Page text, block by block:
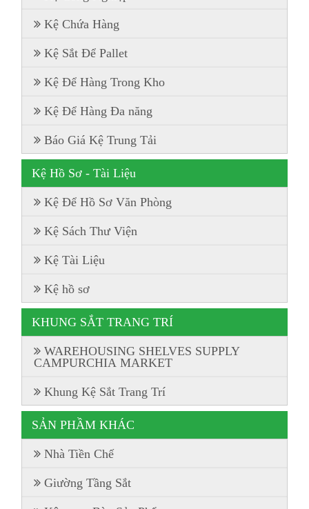
Kệ Chứa Hàng
Kệ Sắt Để Pallet
Kệ Để Hàng Trong Kho
Kệ Để Hàng Đa năng
Báo Giá Kệ Trung Tải
Kệ Hồ Sơ - Tài Liệu
Kệ Để Hồ Sơ Văn Phòng
Kệ Sách Thư Viện
Kệ Tài Liệu
Kệ hồ sơ
KHUNG SẮT TRANG TRÍ
WAREHOUSING SHELVES SUPPLY
CAMPURCHIA MARKET
Khung Kệ Sắt Trang Trí
SẢN PHẦM KHÁC
Nhà Tiền Chế
Giường Tầng Sắt